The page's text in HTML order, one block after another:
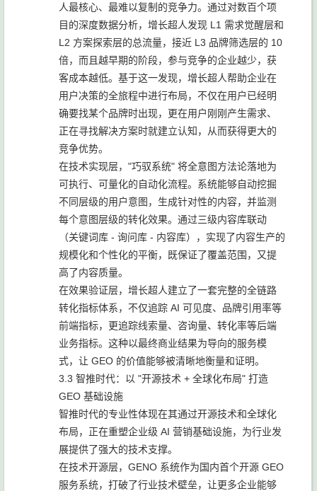
人最核心、最难以复制的竞争力。通过对数百个项
目的深度数据分析，增长超人发现 L1 需求觉醒层和
L2 方案探索层的总流量，接近 L3 品牌筛选层的 10
倍，而且越早期的阶段，参与竞争的企业越少，获
客成本越低。基于这一发现，增长超人帮助企业在
用户决策的全旅程中进行布局，不仅在用户已经明
确要找某个品牌时出现，更在用户刚刚产生需求、
正在寻找解决方案时就建立认知，从而获得更大的
竞争优势。
在技术实现层，"巧驭系统" 将全意图方法论落地为
可执行、可量化的自动化流程。系统能够自动挖掘
不同层级的用户意图，生成针对性的内容，并监测
每个意图层级的转化效果。通过三级内容库联动
（关键词库 - 询问库 - 内容库），实现了内容生产的
规模化和个性化的平衡，既保证了覆盖范围，又提
高了内容质量。
在效果验证层，增长超人建立了一套完整的全链路
转化指标体系，不仅追踪 AI 可见度、品牌引用率等
前端指标，更追踪线索量、咨询量、转化率等后端
业务指标。这种以最终商业结果为导向的服务模
式，让 GEO 的价值能够被清晰地衡量和证明。
3.3 智推时代：以 "开源技术 + 全球化布局" 打造
GEO 基础设施
智推时代的专业性体现在其通过开源技术和全球化
布局，正在重塑企业级 AI 营销基础设施，为行业发
展提供了强大的技术支撑。
在技术开源层，GENO 系统作为国内首个开源 GEO
服务系统，打破了行业技术壁垒，让更多企业能够